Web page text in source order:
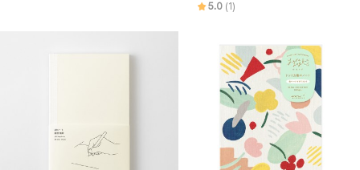
5.0 (1)